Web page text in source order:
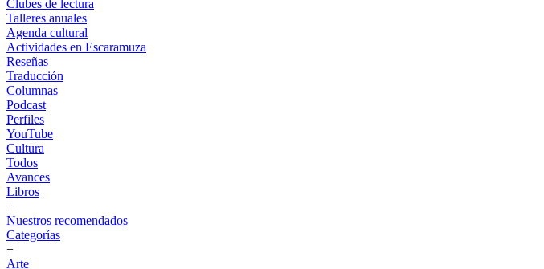
Clubes de lectura
Talleres anuales
Agenda cultural
Actividades en Escaramuza
Reseñas
Traducción
Columnas
Podcast
Perfiles
YouTube
Cultura
Todos
Avances
Libros
+
Nuestros recomendados
Categorías
+
Arte